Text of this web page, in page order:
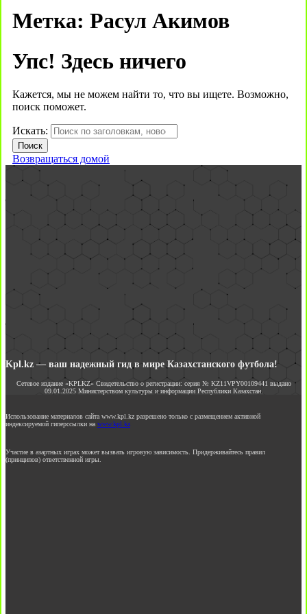
Метка: Расул Акимов
Упс! Здесь ничего
Кажется, мы не можем найти то, что вы ищете. Возможно,
поиск поможет.
Искать:
Возвращаться домой
Kpl.kz — ваш надежный гид в мире Казахстанского футбола!
Сетевое издание «KPLKZ» Свидетельство о регистрации: серия № KZ11VPY00109441 выдано
09.01.2025 Министерством культуры и информации Республики Казахстан.
Использование материалов сайта www.kpl.kz разрешено только с размещением активной
индексируемой гиперссылки на www.kpl.kz
Участие в азартных играх может вызвать игровую зависимость. Придерживайтесь правил
(принципов) ответственной игры.